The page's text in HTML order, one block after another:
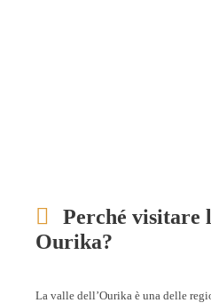
Perché visitare
Ourika?
La valle dell’Ourika è una delle